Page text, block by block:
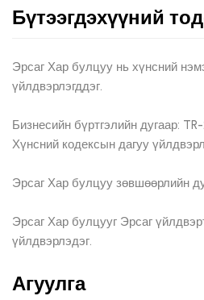
Бүтээгдэхүүний
Эрсаг Хар булцуу нь хүнсний
үйлдвэрлэгддэг.
Бизнесийн бүртгэлийн дугаар:
Хүнсний кодексын дагуу
Эрсаг Хар булцуу зөвшөөрлийн
Эрсаг Хар булцууг Эрсаг
үйлдвэрлэдэг.
Агуулга